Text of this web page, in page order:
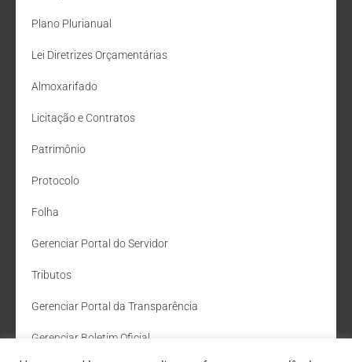
Plano Plurianual
Lei Diretrizes Orçamentárias
Almoxarifado
Licitação e Contratos
Patrimônio
Protocolo
Folha
Gerenciar Portal do Servidor
Tributos
Gerenciar Portal da Transparência
Gerenciar Boletim Oficial